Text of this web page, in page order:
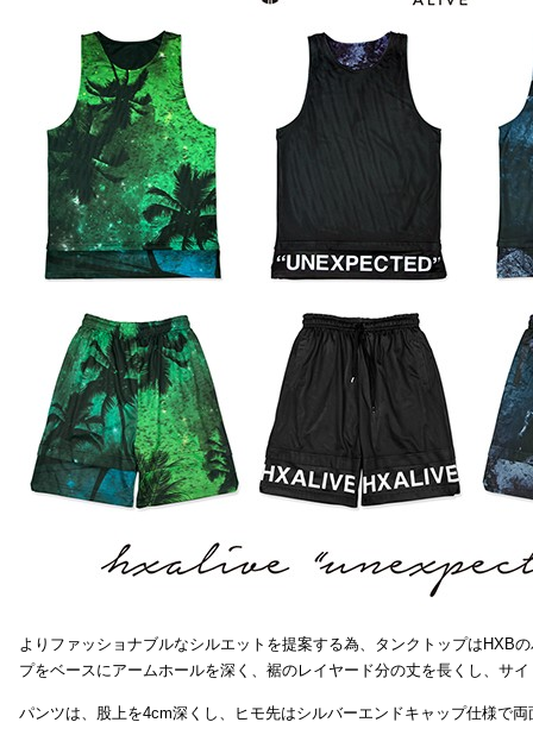
よりファッショナブルなシルエットを提案する為、タンクトップはHXB
プをベースにアームホールを深く、裾のレイヤード分の丈を長くし、サ
パンツは、股上を4cm深くし、ヒモ先はシルバーエンドキャップ仕様で